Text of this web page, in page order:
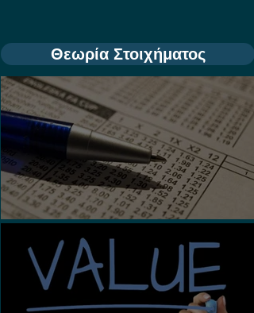
Θεωρία Στοιχήματος
Τι είναι τα Ασιατικά Χάντικαπ;